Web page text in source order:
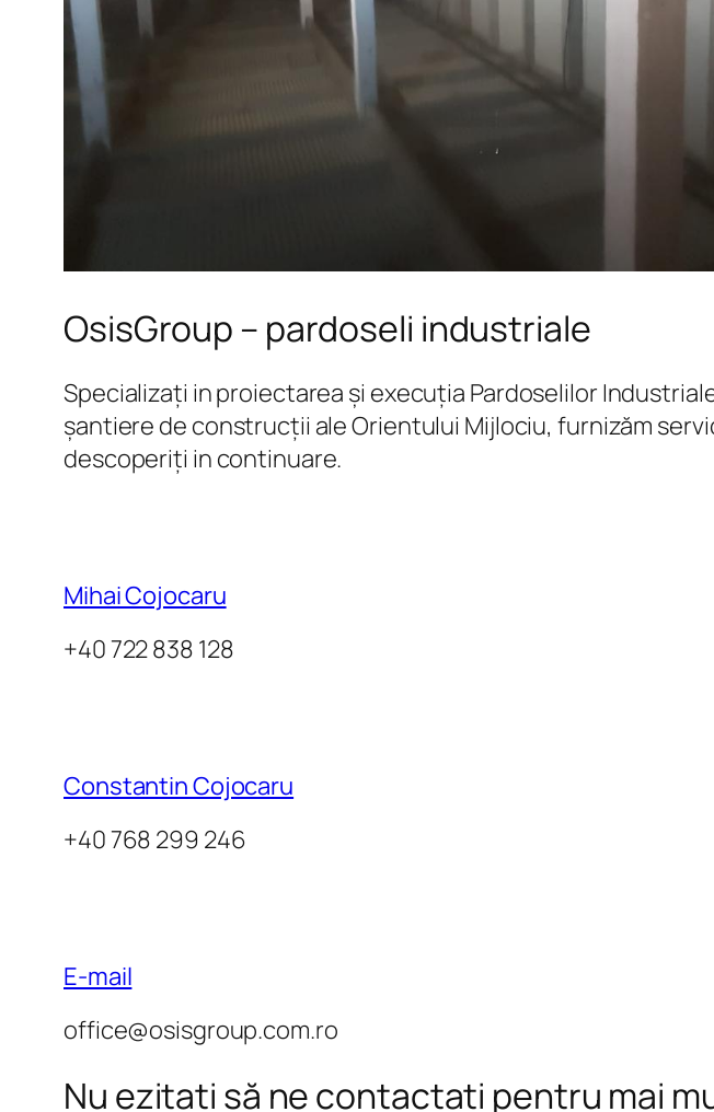
OsisGroup – pardoseli industriale
Specializați in proiectarea și execuția Pardoselilor
șantiere de construcții ale Orientului Mijlociu, furnizăm
descoperiți in continuare.
Mihai Cojocaru
+40 722 838 128
Constantin Cojocaru
+40 768 299 246
E-mail
office@osisgroup.com.ro
Nu ezitați să ne contactați pentru mai